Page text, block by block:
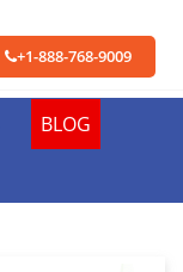
+1-888-768-9009
BLOG